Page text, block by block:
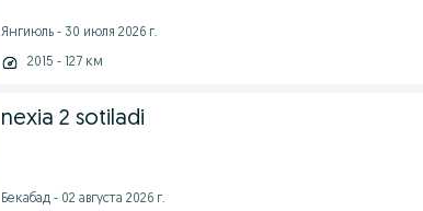
Янгиюль - 30 июля 2026 г.
2015 - 127 км
nexia 2 sotiladi
Бекабад - 02 августа 2026 г.